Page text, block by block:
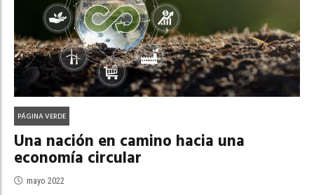
PÁGINA VERDE
Una nación en camino hacia una
economía circular
mayo 2022